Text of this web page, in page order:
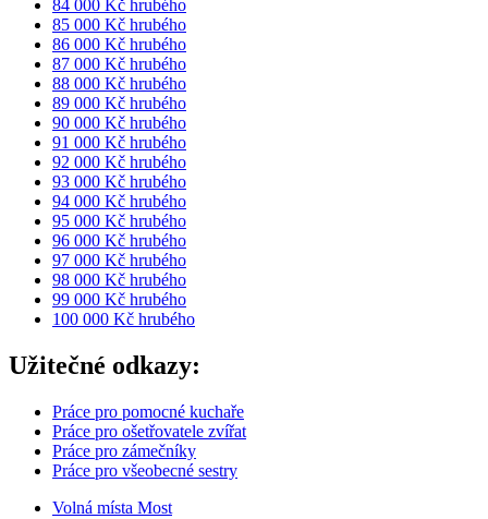
84 000 Kč hrubého
85 000 Kč hrubého
86 000 Kč hrubého
87 000 Kč hrubého
88 000 Kč hrubého
89 000 Kč hrubého
90 000 Kč hrubého
91 000 Kč hrubého
92 000 Kč hrubého
93 000 Kč hrubého
94 000 Kč hrubého
95 000 Kč hrubého
96 000 Kč hrubého
97 000 Kč hrubého
98 000 Kč hrubého
99 000 Kč hrubého
100 000 Kč hrubého
Užitečné odkazy:
Práce pro pomocné kuchaře
Práce pro ošetřovatele zvířat
Práce pro zámečníky
Práce pro všeobecné sestry
Volná místa Most